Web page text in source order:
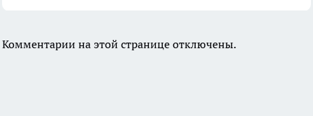
Комментарии на этой странице отключены.